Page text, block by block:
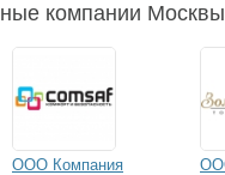
компании Москвы
ООО Компания